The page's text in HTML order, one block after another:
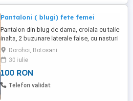
Pantaloni ( blugi) fete femei
Pantalon din blug de dama, croiala cu talie
inalta, 2 buzunare laterale false, cu nasturi
pt efect, 2 buzunare spate functionale,
inchidere cu fermoar si nasture.Talie 82
cm, lungime crac 92 cm, teeminatie
28.5cm, lungime interioara 63 cm, sold
109 cm. Blugii sunt noi, stare impecabila.
Dorohoi, Botosani
30 iulie
100 RON
Telefon validat